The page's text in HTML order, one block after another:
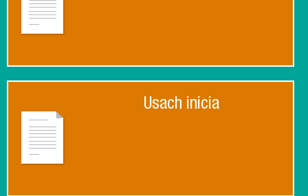
Usach inicia